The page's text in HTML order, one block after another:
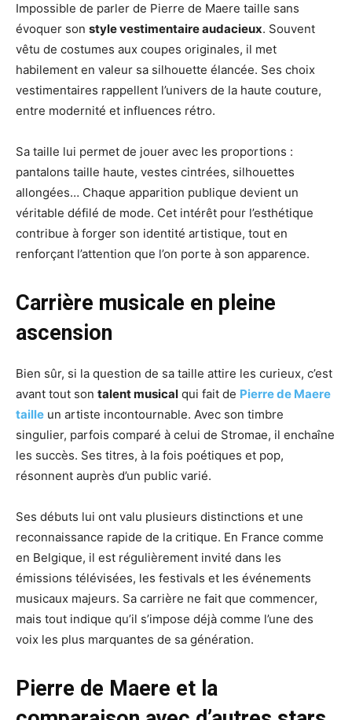
Impossible de parler de Pierre de Maere taille sans
évoquer son style vestimentaire audacieux. Souvent
vêtu de costumes aux coupes originales, il met
habilement en valeur sa silhouette élancée. Ses choix
vestimentaires rappellent l’univers de la haute couture,
entre modernité et influences rétro.
Sa taille lui permet de jouer avec les proportions :
pantalons taille haute, vestes cintrées, silhouettes
allongées… Chaque apparition publique devient un
véritable défilé de mode. Cet intérêt pour l’esthétique
contribue à forger son identité artistique, tout en
renforçant l’attention que l’on porte à son apparence.
Carrière musicale en pleine
ascension
Bien sûr, si la question de sa taille attire les curieux, c’est
avant tout son talent musical qui fait de Pierre de Maere
taille un artiste incontournable. Avec son timbre
singulier, parfois comparé à celui de Stromae, il enchaîne
les succès. Ses titres, à la fois poétiques et pop,
résonnent auprès d’un public varié.
Ses débuts lui ont valu plusieurs distinctions et une
reconnaissance rapide de la critique. En France comme
en Belgique, il est régulièrement invité dans les
émissions télévisées, les festivals et les événements
musicaux majeurs. Sa carrière ne fait que commencer,
mais tout indique qu’il s’impose déjà comme l’une des
voix les plus marquantes de sa génération.
Pierre de Maere et la